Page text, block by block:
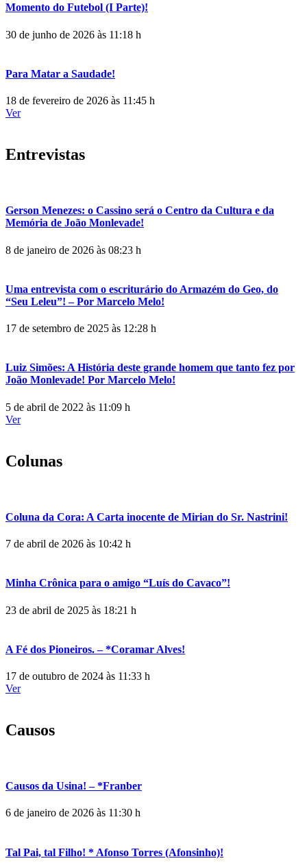
Momento do Futebol (I Parte)!
30 de junho de 2026 às 11:18 h
Para Matar a Saudade!
18 de fevereiro de 2026 às 11:45 h
Ver
Entrevistas
Gerson Menezes: o Cassino será o Centro da Cultura e da
Memória de João Monlevade!
8 de janeiro de 2026 às 08:23 h
Uma entrevista com o escriturário do Armazém do Geo, do
“Seu Leleu”! – Por Marcelo Melo!
17 de setembro de 2025 às 12:28 h
Luiz Simões: A História deste grande homem que tanto fez por
João Monlevade! Por Marcelo Melo!
5 de abril de 2022 às 11:09 h
Ver
Colunas
Coluna da Cora: A Carta inocente de Mirian do Sr. Nastrini!
7 de abril de 2026 às 10:42 h
Minha Crônica para o amigo “Luís do Cavaco”!
23 de abril de 2025 às 18:21 h
A Fé dos Pioneiros. – *Coramar Alves!
17 de outubro de 2024 às 11:33 h
Ver
Causos
Causos da Usina! – *Franber
6 de janeiro de 2026 às 11:30 h
Tal Pai, tal Filho! * Afonso Torres (Afonsinho)!